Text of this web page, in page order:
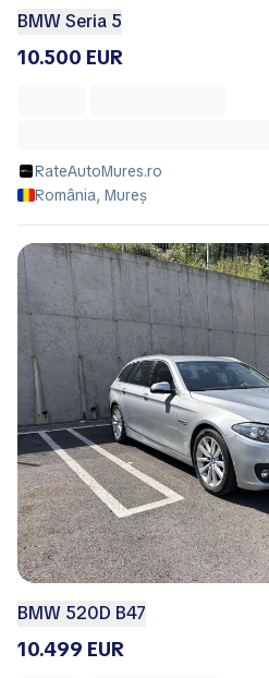
BMW Seria 5
10.500 EUR
RateAutoMures.ro
România, Mureș
BMW 520D B47
10.499 EUR